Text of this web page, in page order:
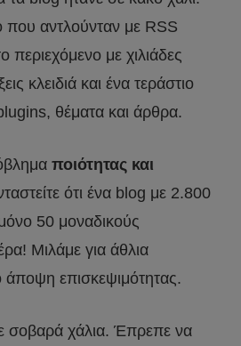
που αντλούνταν με RSS
με χιλιάδες
κλειδιά και ένα τεράστιο
θέματα και άρθρα.
ποιότητας και
ότι ένα blog με 2.800
50 μοναδικούς
Μιλάμε για άθλια
επισκεψιμότητας.
σοβαρά χάλια. Έπρεπε να